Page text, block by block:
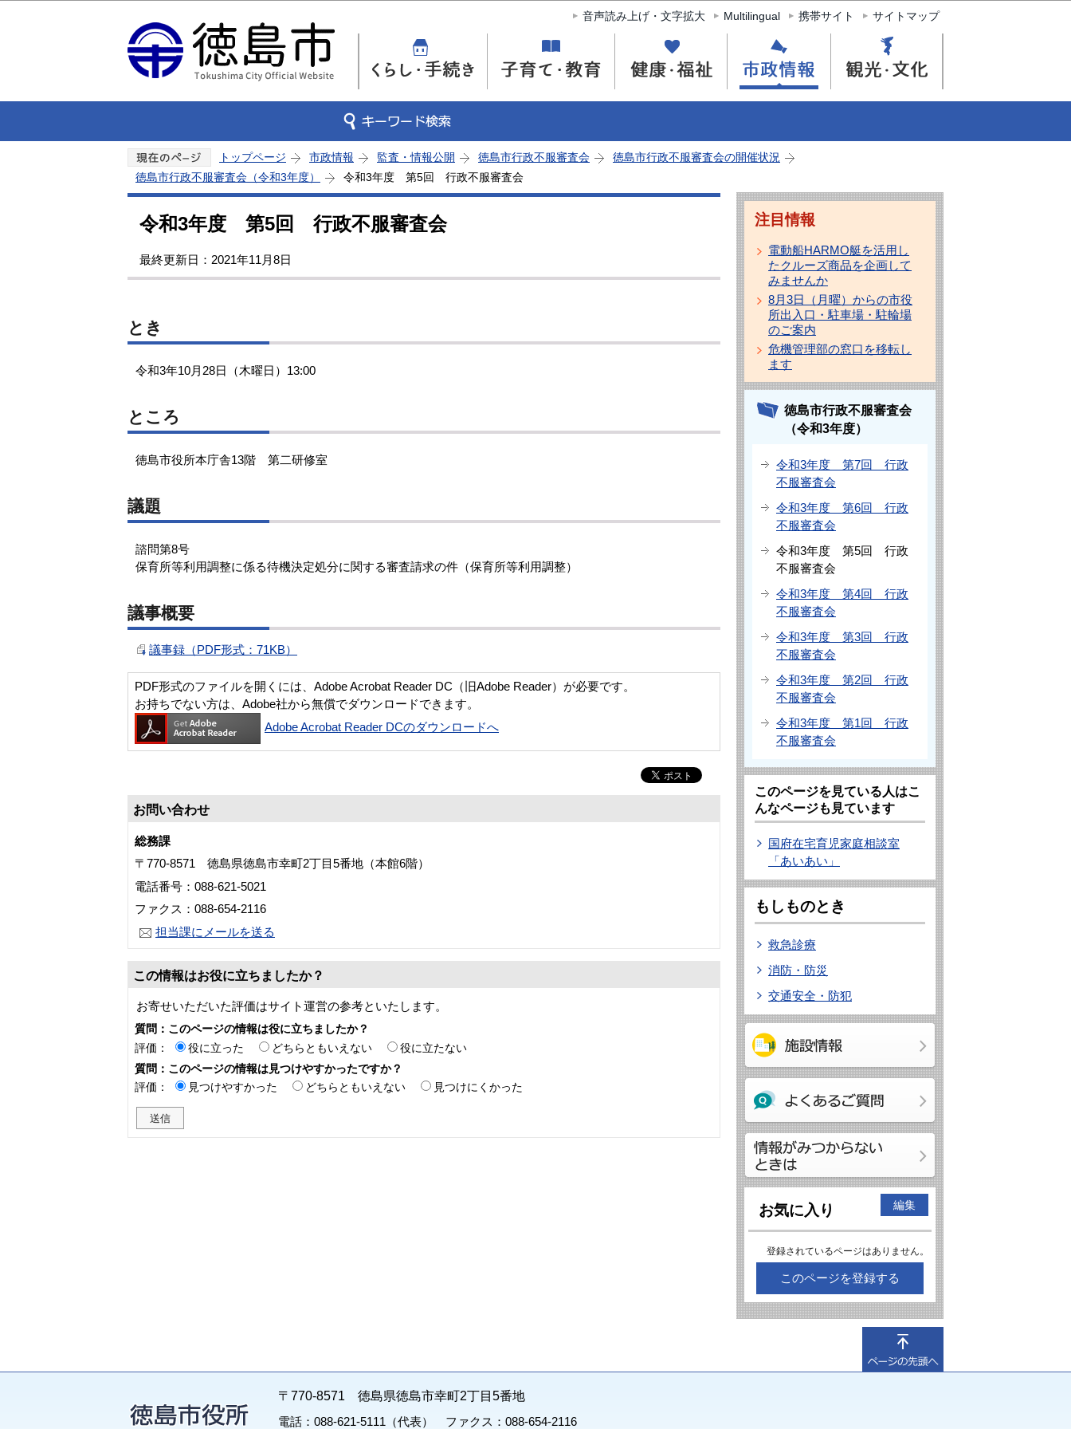
このページの本文へ移動
音声読み上げ・文字拡大 Multilingual 携帯サイト サイトマップ
トップページ 市政情報 監査・情報公開 徳島市行政不服審査会
徳島市行政不服審査会の開催状況
徳島市行政不服審査会（令和3年度）
令和3年度 第5回 行政不服審査会
令和3年度 第5回 行政不服審査会
最終更新日：2021年11月8日
とき
令和3年10月28日（木曜日）13:00
ところ
徳島市役所本庁舎13階 第二研修室
議題
諮問第8号
保育所等利用調整に係る待機決定処分に関する審査請求の件（保育所等利用調整）
議事概要
議事録（PDF形式：71KB）
PDF形式のファイルを開くには、Adobe Acrobat Reader DC（旧Adobe Reader）が必要です。
お持ちでない方は、Adobe社から無償でダウンロードできます。
Adobe Acrobat Reader DCのダウンロードへ
お問い合わせ
総務課
〒770-8571 徳島県徳島市幸町2丁目5番地（本館6階）
電話番号：088-621-5021
ファクス：088-654-2116
担当課にメールを送る
この情報はお役に立ちましたか？
お寄せいただいた評価はサイト運営の参考といたします。
質問：このページの情報は役に立ちましたか？
評価：
役に立った どちらともいえない
役に立たない
質問：このページの情報は見つけやすかったですか？
評価：
見つけやすかった どちらともいえない 見つけにくかった
注目情報
電動船HARMO艇を活用し
たクルーズ商品を企画して
みませんか
8月3日（月曜）からの市役
所出入口・駐車場・駐輪場
のご案内
危機管理部の窓口を移転し
ます
徳島市行政不服審査会
（令和3年度）
令和3年度 第7回 行政
不服審査会
令和3年度 第6回 行政
不服審査会
令和3年度 第5回 行政
不服審査会
令和3年度 第4回 行政
不服審査会
令和3年度 第3回 行政
不服審査会
令和3年度 第2回 行政
不服審査会
令和3年度 第1回 行政
不服審査会
このページを見ている人はこ
んなページも見ています
国府在宅育児家庭相談室
「あいあい」
もしものとき
救急診療
消防・防災
交通安全・防犯
お気に入り 編集
登録されているページはありません。
このページを登録する
〒770-8571 徳島県徳島市幸町2丁目5番地
電話：088-621-5111（代表） ファクス：088-654-2116